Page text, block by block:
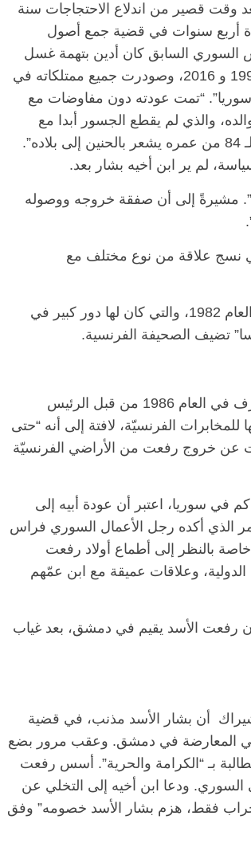
وقت قصير من اندلاع الاحتجاجات سنة
أربع سنوات في قضية جمع أصول
أن “نائب الرئيس السوري السابق كان أدين بتهمة غسل
أموال عصابات منظمة واختلاس أموال عامة سورية بين عامي 1996 و 2016، وصودرت جميع ممتلكاته في
سوريا”. “تمت عودته دون مفاوضات مع
والذي لم يقطع الجسور أبدا مع
ماهر الأسد الشقيق الأكثر نفوذا لبشار. موضحا: “كان رفعت في الـ 84 من عمره يشعر بالحنين إلى بلاده”.
لم ير ابن أخيه بشار بعد.
مشيرةً إلى أن صفقة خروجه ووصوله
نسج علاقة من نوع مختلف مع
“كذلك قدّم الأسد خدمة كبيرة إلى مدير المخابرات الفرنسية في العام 1982، والتي كان لها دور كبير في
تضيف الصحيفة الفرنسية.
من جهة أخرى أشارت الصحيفة أن “رفعت الأسد منح وسام الشرف في العام 1986 من قبل الرئيس
الفرنسيّة، لافتة إلى أنه “حتى
عن خروج رفعت من الأراضي الفرنسيّة
في سوريا، اعتبر أن عودة أبيه إلى
الذي أكده رجل الأعمال السوري فراس
بالنظر إلى أطماع أولاد رفعت
وعلاقات عميقة مع ابن عمّهم
/أكتوبر 2021، يقول المصدر إن رفعت الأسد يقيم في دمشق، بعد غياب
شيراك أن بشار الأسد مذنب، في قضية
في المعارضة في دمشق. وعقب مرور بضع
معارضو الأسد إلى الشوارع في آذار مارس2011 للمطالبة بـ “الكرامة والحرية”. أسس رفعت
ودعا ابن أخيه إلى التخلي عن
فقط، هزم بشار الأسد خصومه” وفق
الرئيسية مصر ناس وناس
مقعد شاغر على مائدة الإفطار.. يحيى
حسين عبدالهادي فارس مقاومة
الخصخصة الذي دافع عن المال العام
(بروفايل)
21 فبراير، 2026